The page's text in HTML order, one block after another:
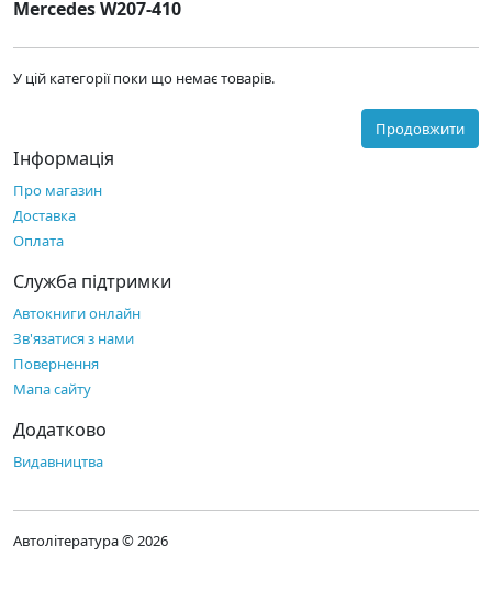
Mercedes W207-410
У цій категорії поки що немає товарів.
Продовжити
Інформація
Про магазин
Доставка
Оплата
Служба підтримки
Автокниги онлайн
Зв'язатися з нами
Повернення
Мапа сайту
Додатково
Видавництва
Автолітература © 2026